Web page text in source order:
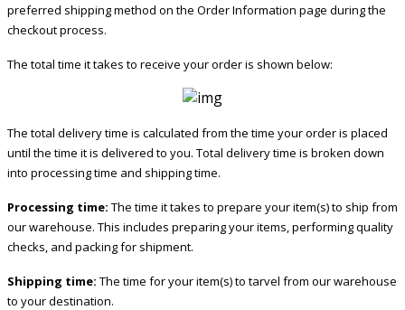
preferred shipping method on the Order Information page during the
checkout process.
The total time it takes to receive your order is shown below:
The total delivery time is calculated from the time your order is placed
until the time it is delivered to you. Total delivery time is broken down
into processing time and shipping time.
Processing time: The time it takes to prepare your item(s) to ship from
our warehouse. This includes preparing your items, performing quality
checks, and packing for shipment.
Shipping time: The time for your item(s) to tarvel from our warehouse
to your destination.